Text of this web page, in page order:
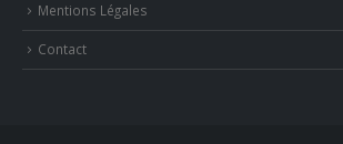
Mentions Légales
Contact